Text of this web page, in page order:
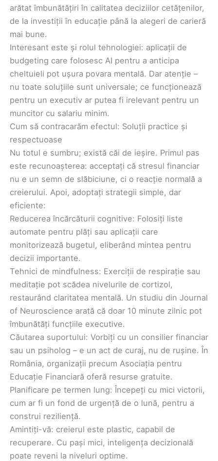
arătat îmbunătățiri în calitatea deciziilor cetățenilor,
de la investiții în educație până la alegeri de carieră
mai bune.
Interesant este și rolul tehnologiei: aplicații de
budgeting care folosesc AI pentru a anticipa
cheltuieli pot ușura povara mentală. Dar atenție –
nu toate soluțiile sunt universale; ce funcționează
pentru un executiv ar putea fi irelevant pentru un
muncitor cu salariu minim.
Cum să contracarăm efectul: Soluții practice și
respectuoase
Nu totul e sumbru; există căi de ieșire. Primul pas
este recunoașterea: acceptați că stresul financiar
nu e un semn de slăbiciune, ci o reacție normală a
creierului. Apoi, adoptați strategii simple, dar
eficiente:
Reducerea încărcăturii cognitive: Folosiți liste
automate pentru plăți sau aplicații care
monitorizează bugetul, eliberând mintea pentru
decizii importante.
Tehnici de mindfulness: Exerciții de respirație sau
meditație pot scădea nivelurile de cortizol,
restaurând claritatea mentală. Un studiu din Journal
of Neuroscience arată că doar 10 minute zilnic pot
îmbunătăți funcțiile executive.
Căutarea suportului: Vorbiți cu un consilier financiar
sau un psiholog – e un act de curaj, nu de rușine. În
România, organizații precum Asociația pentru
Educație Financiară oferă resurse gratuite.
Planificare pe termen lung: Începeți cu mici victorii,
cum ar fi un fond de urgență de o lună, pentru a
construi reziliență.
Amintiți-vă: creierul este plastic, capabil de
recuperare. Cu pași mici, inteligența decizională
poate reveni la niveluri optime.